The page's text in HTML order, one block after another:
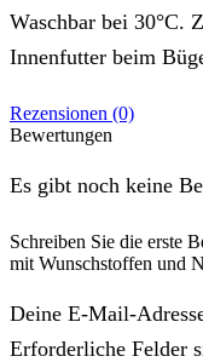
Waschbar bei 30°C.
Innenfutter beim
Rezensionen (0)
Bewertungen
Es gibt noch keine
Schreiben Sie die erste
mit Wunschstoffen und
Deine E-Mail-
Erforderliche Felder